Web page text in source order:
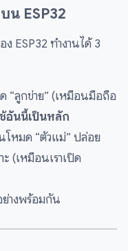
น ESP32
ESP32 ทำงานได้ 3
“ลูกข่าย” (เหมือนมือถือ
ช้อันนี้เป็นหลัก
โหมด “ตัวแม่” ปล่อย
(เหมือนเราเปิด
างพร้อมกัน